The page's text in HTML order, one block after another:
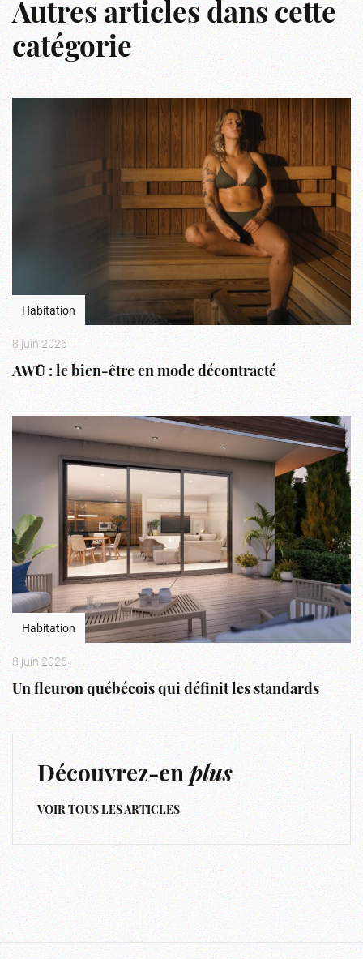
Autres articles dans cette
catégorie
Habitation
8 juin 2026
AWŪ : le bien-être en mode décontracté
Habitation
8 juin 2026
Un fleuron québécois qui définit les standards
Découvrez-enplus
VOIR TOUS LES ARTICLES